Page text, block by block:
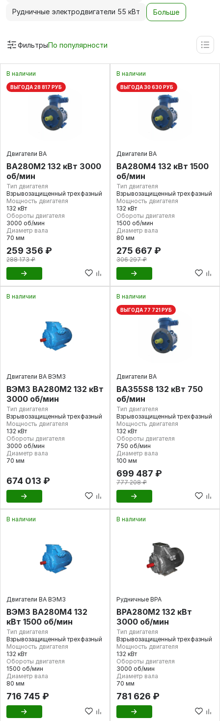
Рудничные электродвигатели 55 кВт Больше
ФильтрыПо популярности
В наличии
ВЫГОДА 28 817 РУБ
Двигатели ВА
ВА280М2 132 кВт 3000
об/мин
Тип двигателя
Взрывозащищенный трехфазный
Мощность двигателя
132 кВт
Обороты двигателя
3000 об/мин
Диаметр вала
70 мм
259 356 ₽
288 173 ₽
В наличии
ВЫГОДА 30 630 РУБ
Двигатели ВА
ВА280М4 132 кВт 1500
об/мин
Тип двигателя
Взрывозащищенный трехфазный
Мощность двигателя
132 кВт
Обороты двигателя
1500 об/мин
Диаметр вала
80 мм
275 667 ₽
306 297 ₽
В наличии
Двигатели ВА ВЭМЗ
ВЭМЗ ВА280М2 132 кВт
3000 об/мин
Тип двигателя
Взрывозащищенный трехфазный
Мощность двигателя
132 кВт
Обороты двигателя
3000 об/мин
Диаметр вала
70 мм
674 013 ₽
В наличии
ВЫГОДА 77 721 РУБ
Двигатели ВА
BA355S8 132 кВт 750
об/мин
Тип двигателя
Взрывозащищенный трехфазный
Мощность двигателя
132 кВт
Обороты двигателя
750 об/мин
Диаметр вала
100 мм
699 487 ₽
777 208 ₽
В наличии
Двигатели ВА ВЭМЗ
ВЭМЗ ВА280М4 132
кВт 1500 об/мин
Тип двигателя
Взрывозащищенный трехфазный
Мощность двигателя
132 кВт
Обороты двигателя
1500 об/мин
Диаметр вала
80 мм
716 745 ₽
В наличии
Рудничные ВРА
ВРА280М2 132 кВт
3000 об/мин
Тип двигателя
Взрывозащищенный трехфазный
Мощность двигателя
132 кВт
Обороты двигателя
3000 об/мин
Диаметр вала
70 мм
781 626 ₽